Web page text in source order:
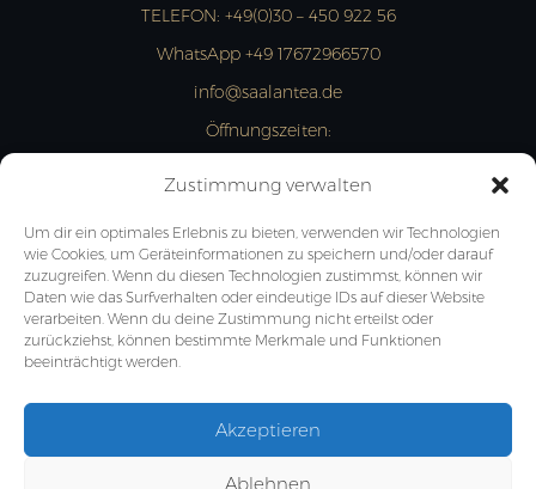
Zustimmung verwalten
Um dir ein optimales Erlebnis zu bieten, verwenden wir Technologien
wie Cookies, um Geräteinformationen zu speichern und/oder darauf
zuzugreifen. Wenn du diesen Technologien zustimmst, können wir
Daten wie das Surfverhalten oder eindeutige IDs auf dieser Website
verarbeiten. Wenn du deine Zustimmung nicht erteilst oder
zurückziehst, können bestimmte Merkmale und Funktionen
beeinträchtigt werden.
Akzeptieren
Ablehnen
TELEFON: +49(0)30 – 450 922 56
WhatsApp +49 17672966570
info@saalantea.de
Öffnungszeiten: